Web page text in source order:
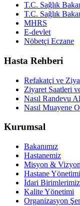
T.C. Sağlık
T.C. Sağlık
MHRS
E-devlet
Nöbetçi Eczane
Hasta Rehberi
Refakatçi ve
Ziyaret Saatleri
Nasıl Randevu
Nasıl Muayene
Kurumsal
Bakanımız
Hastanemiz
Misyon & Vizyon
Hastane Yönetimi
İdari Birimlerimiz
Kalite Yönetimi
Organizasyon